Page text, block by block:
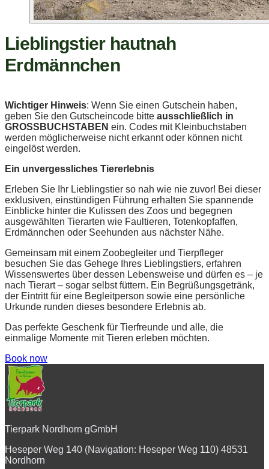
Lieblingstier hautnah
Erdmännchen
Wichtiger Hinweis: Wenn Sie einen Gutschein haben,
geben Sie den Gutscheincode bitte ausschließlich in
GROSSBUCHSTABEN ein. Codes mit Kleinbuchstaben
werden möglicherweise nicht erkannt oder können nicht
eingelöst werden.
Ein unvergessliches Tiererlebnis
Erleben Sie Ihr Lieblingstier so nah wie nie zuvor! Bei dieser
exklusiven, einstündigen Führung erhalten Sie spannende
Einblicke hinter die Kulissen des Zoos und begegnen
ausgewählten Tierarten wie Faultieren, Totenkopfaffen,
Erdmännchen oder Seehunden aus nächster Nähe.
Gemeinsam mit einem Zoobegleiter und Tierpfleger
besuchen Sie das Gehege Ihres Lieblingstiers, erfahren
Wissenswertes über dessen Lebensweise und dürfen es – je
nach Tierart – sogar selbst füttern. Ein Begrüßungsgetränk,
der Eintritt für eine Begleitperson sowie eine persönliche
Urkunde runden dieses besondere Erlebnis ab.
Das perfekte Geschenk für Tierfreunde und alle, die
einmalige Momente mit Tieren erleben möchten.
Book now
Tierpark Nordhorn gGmbH
Heseper Weg 140 (Navigation: Heseper Weg 110) 48531
Nordhorn